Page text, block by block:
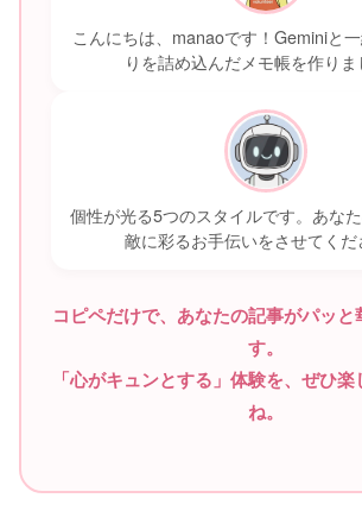
こんにちは、manaoです！Geminiと
りを詰め込んだメモ帳を作りま
個性が光る5つのスタイルです。あな
敵に彩るお手伝いをさせてくだ
コピペだけで、あなたの記事がパッと
す。
「心がキュンとする」体験を、ぜひ
ね。